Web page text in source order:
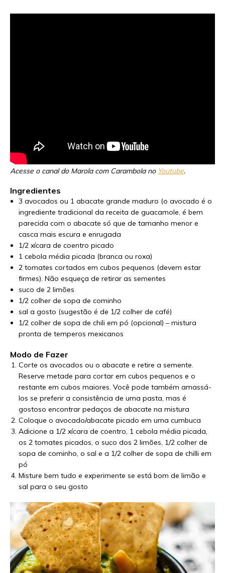
Acesse o canal do Marola com Carambola no Youtube.
Ingredientes
3 avocados ou 1 abacate grande maduro (o avocado é o
ingrediente tradicional da receita de guacamole, é bem
parecida com o abacate só que de tamanho menor e
casca mais escura e enrugada
1/2 xícara de coentro picado
1 cebola média picada (branca ou roxa)
2 tomates cortados em cubos pequenos (devem estar
firmes). Não esqueça de retirar as sementes
suco de 2 limões
1/2 colher de sopa de cominho
sal a gosto (sugestão é de 1/2 colher de café)
1/2 colher de sopa de chili em pó (opcional) – mistura
pronta de temperos mexicanos
Modo de Fazer
Corte os avocados ou o abacate e retire a semente.
Reserve metade para cortar em cubos pequenos e o
restante em cubos maiores. Você pode também amassá-
los se preferir a consistência de uma pasta, mas é
gostoso encontrar pedaços de abacate na mistura
Coloque o avocado/abacate picado em uma cumbuca
Adicione a 1/2 xícara de coentro, 1 cebola média picada,
os 2 tomates picados, o suco dos 2 limões, 1/2 colher de
sopa de cominho, o sal e a 1/2 colher de sopa de chilli em
pó
Misture bem tudo e experimente se está bom de limão e
sal para o seu gosto